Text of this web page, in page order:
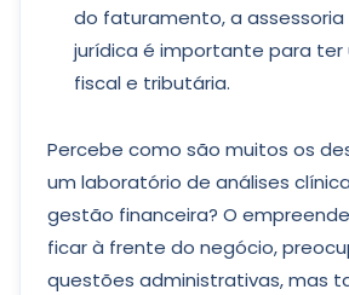
do faturamento, a
jurídica é importante para ter
fiscal e tributária.
Percebe como são muitos os
um laboratório de análises
gestão financeira? O
ficar à frente do negócio,
questões administrativas, mas